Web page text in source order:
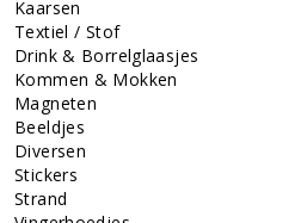
Kaarsen
Textiel / Stof
Drink & Borrelglaasjes
Kommen & Mokken
Magneten
Beeldjes
Diversen
Stickers
Strand